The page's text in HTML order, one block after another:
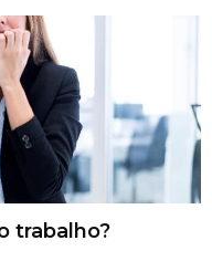
trabalho?